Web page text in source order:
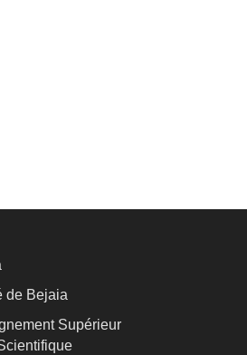
de Bejaia
Supérieur